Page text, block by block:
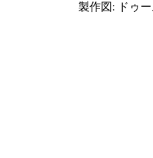
製作図: ドゥ